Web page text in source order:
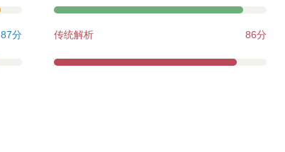
87分 传统解析 86分